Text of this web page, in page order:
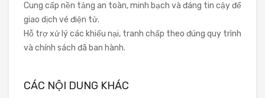
Cung cấp nền tảng an toàn, minh bạch và đáng tin cậy để
giao dịch vé điện tử.
Hỗ trợ xử lý các khiếu nại, tranh chấp theo đúng quy trình
và chính sách đã ban hành.
CÁC NỘI DUNG KHÁC